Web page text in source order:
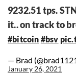
9232.51 tps.
it.. on track to
#bitcoin #bsv
— Brad
January 26, 2021